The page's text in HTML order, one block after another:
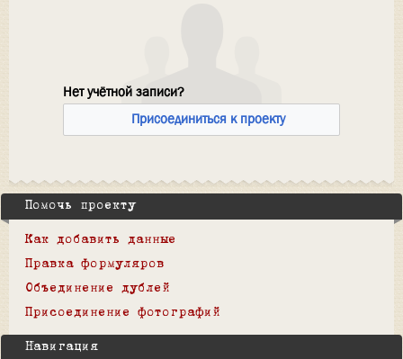
Нет учётной записи?
Присоединиться к проекту
Помочь проекту
Как добавить данные
Правка формуляров
Объединение дублей
Присоединение фотографий
Навигация